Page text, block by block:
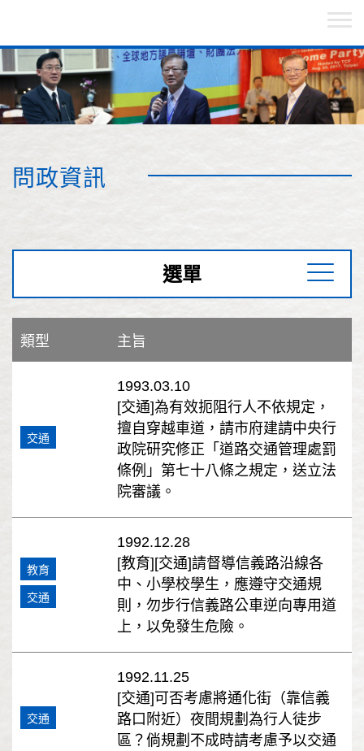
問政資訊
選單
類型 主旨
交通
1993.03.10
[交通]為有效扼阻行人不依規定，
擅自穿越車道，請市府建請中央行
政院研究修正「道路交通管理處罰
條例」第七十八條之規定，送立法
院審議。
教育
交通
1992.12.28
[教育][交通]請督導信義路沿線各
中、小學校學生，應遵守交通規
則，勿步行信義路公車逆向專用道
上，以免發生危險。
交通
1992.11.25
[交通]可否考慮將通化街（靠信義
路口附近）夜間規劃為行人徒步
區？倘規劃不成時請考慮予以交通